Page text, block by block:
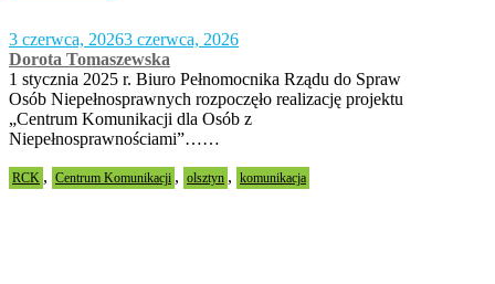
3 czerwca, 20263 czerwca, 2026
Dorota Tomaszewska
1 stycznia 2025 r. Biuro Pełnomocnika Rządu do Spraw
Osób Niepełnosprawnych rozpoczęło realizację projektu
„Centrum Komunikacji dla Osób z
Niepełnosprawnościami”……
RCK , Centrum Komunikacji , olsztyn , komunikacja